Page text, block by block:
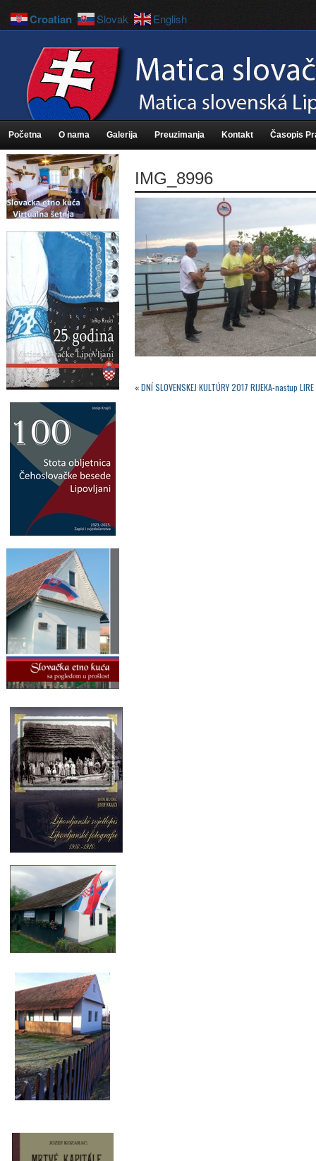
Početna O nama Galerija Preuzimanja Kontakt Časopis
IMG_8996
«DNĺ SLOVENSKEJ KULTÚRY 2017 RIJEKA-nastup
Croatian Slovak English